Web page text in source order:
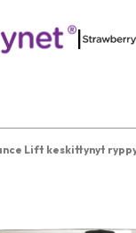
|
Lift keskittynyt